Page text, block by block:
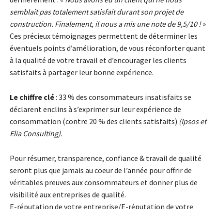
semblait pas totalement satisfait durant son projet de
construction. Finalement, il nous a mis une note de 9,5/10 !»
Ces précieux témoignages permettent de déterminer les
éventuels points d’amélioration, de vous réconforter quant
à la qualité de votre travail et d’encourager les clients
satisfaits à partager leur bonne expérience.
Le chiffre clé: 33 % des consommateurs insatisfaits se
déclarent enclins à s’exprimer sur leur expérience de
consommation (contre 20 % des clients satisfaits) (Ipsos et
Elia Consulting).
Pour résumer, transparence, confiance & travail de qualité
seront plus que jamais au coeur de l’année pour offrir de
véritables preuves aux consommateurs et donner plus de
visibilité aux entreprises de qualité.
E-réputation de votre entreprise/E-réputation de votre